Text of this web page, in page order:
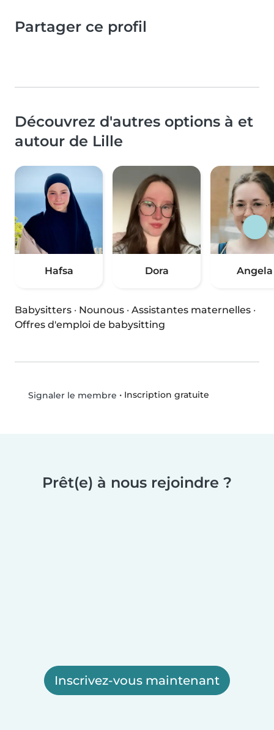
Partager ce profil
Découvrez d'autres options à et
autour de Lille
Hafsa Dora Angela
Babysitters · Nounous · Assistantes maternelles ·
Offres d'emploi de babysitting
Signaler le membre • Inscription gratuite
Prêt(e) à nous rejoindre ?
Inscrivez-vous maintenant